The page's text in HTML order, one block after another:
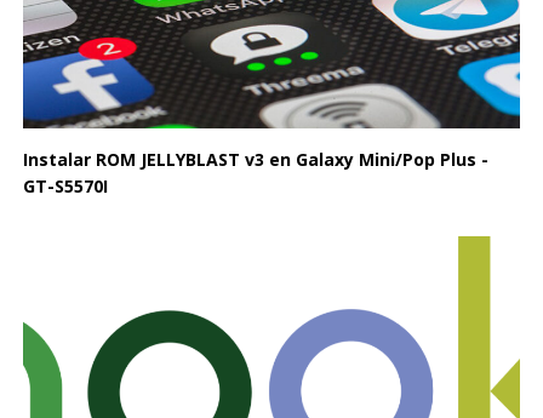
Instalar ROM JELLYBLAST v3 en Galaxy Mini/Pop Plus -
GT-S5570I